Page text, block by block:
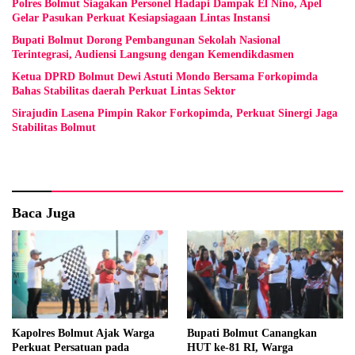
Polres Bolmut Siagakan Personel Hadapi Dampak El Nino, Apel
Gelar Pasukan Perkuat Kesiapsiagaan Lintas Instansi
Bupati Bolmut Dorong Pembangunan Sekolah Nasional
Terintegrasi, Audiensi Langsung dengan Kemendikdasmen
Ketua DPRD Bolmut Dewi Astuti Mondo Bersama Forkopimda
Bahas Stabilitas daerah Perkuat Lintas Sektor
Sirajudin Lasena Pimpin Rakor Forkopimda, Perkuat Sinergi Jaga
Stabilitas Bolmut
Baca Juga
Kapolres Bolmut Ajak Warga
Perkuat Persatuan pada
Bupati Bolmut Canangkan
HUT ke-81 RI, Warga